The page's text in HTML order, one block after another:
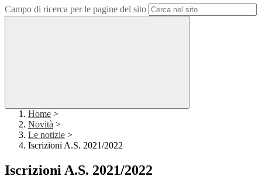
Campo di ricerca per le pagine del sito
Home >
Novità >
Le notizie >
Iscrizioni A.S. 2021/2022
Iscrizioni A.S. 2021/2022